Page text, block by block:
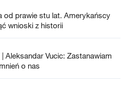
od prawie stu lat. Amerykańscy
wnioski z historii
Aleksandar Vucic: Zastanawiam
o nas